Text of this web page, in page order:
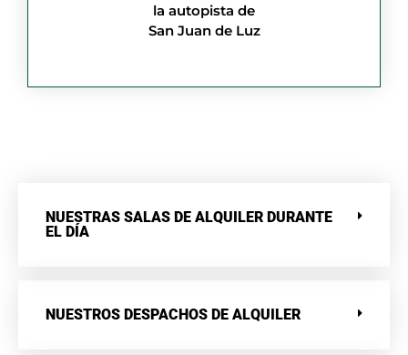
la autopista de
San Juan de Luz
NUESTRAS SALAS DE ALQUILER DURANTE
EL DÍA
NUESTROS DESPACHOS DE ALQUILER